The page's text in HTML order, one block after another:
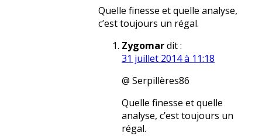
Quelle finesse et quelle analyse,
c’est toujours un régal.
Zygomardit :
31 juillet 2014 à 11:18
@ Serpillères86
Quelle finesse et quelle
analyse, c’est toujours un
régal.